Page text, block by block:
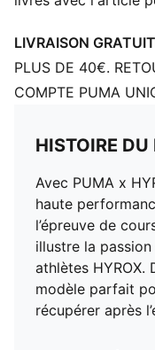
LIVRAISON
PLUS DE 40€.
COMPTE PUMA
HISTOIRE
Avec PUMA x
haute
l’épreuve de
illustre la
athlètes HYROX.
modèle parfait
récupérer après